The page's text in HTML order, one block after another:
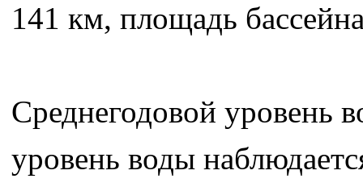
141 км, площадь
Среднегодовой уровень
уровень воды